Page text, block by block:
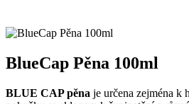
BlueCap Pěna 100ml
BLUE CAP pěna je určena zejména k